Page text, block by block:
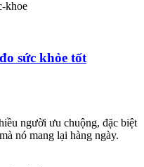
sức khỏe tốt
người ưu chuộng, đặc biệt
nó mang lại hàng ngày.